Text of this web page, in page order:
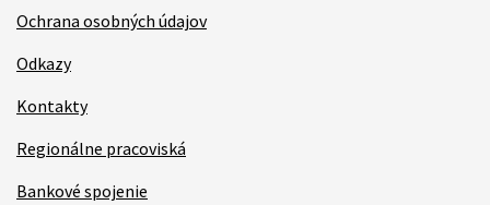
Ochrana osobných údajov
Odkazy
Kontakty
Regionálne pracoviská
Bankové spojenie